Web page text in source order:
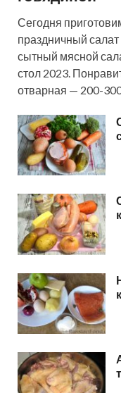
Сегодня
праздничный салат
сытный мясной
стол 2023.
отварная — 200-